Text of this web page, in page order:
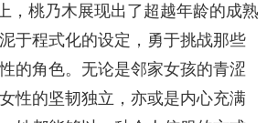
，桃乃木展现出了超越年龄的成熟
于程式化的设定，勇于挑战那些
的角色。无论是邻家女孩的青涩
性的坚韧独立，亦或是内心充满